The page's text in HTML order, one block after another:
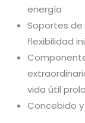
energía
Soportes de
flexibilidad
vida útil
Concebido y